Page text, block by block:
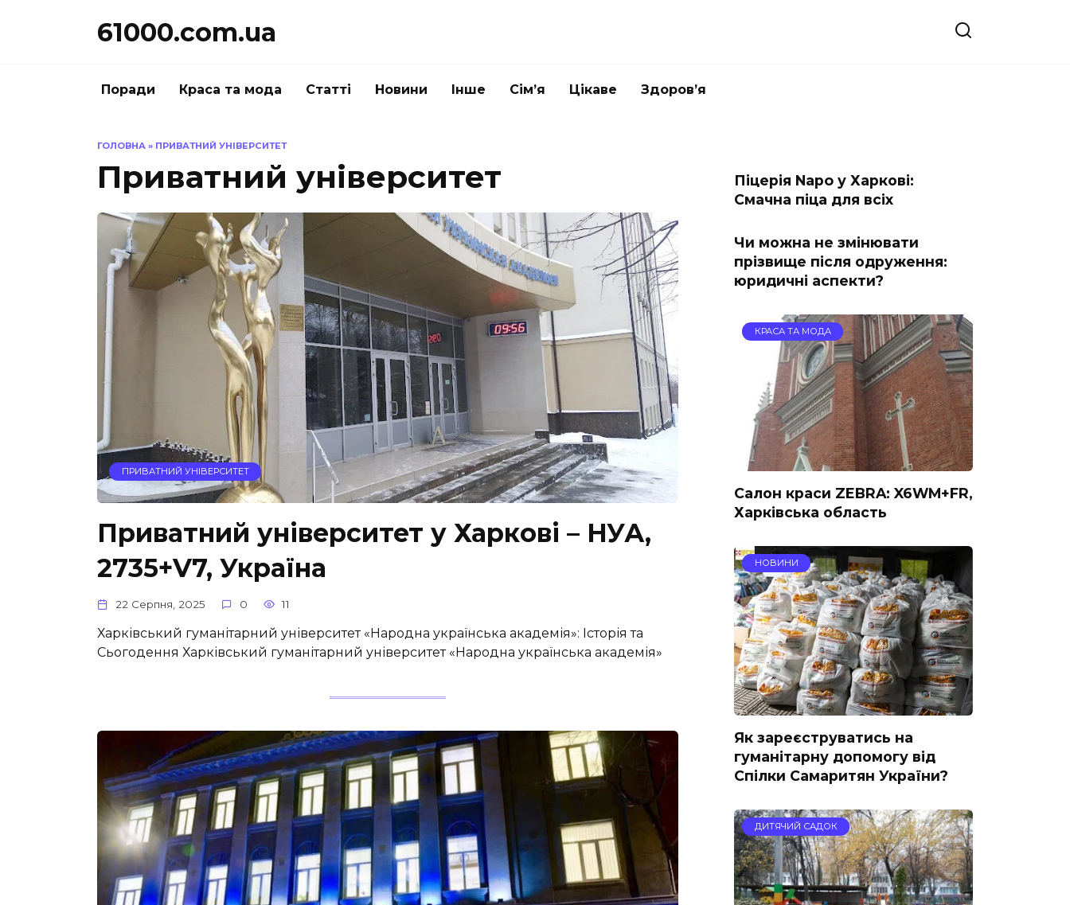
61000.com.ua
Поради Краса та мода Статті Новини Інше Сім’я Цікаве Здоров’я
ГОЛОВНА » ПРИВАТНИЙ УНІВЕРСИТЕТ
Приватний університет
ПРИВАТНИЙ УНІВЕРСИТЕТ
Приватний університет у Харкові – НУА,
2735+V7, Україна
22 Серпня, 2025 0 11
Харківський гуманітарний університет «Народна українська академія»: Історія та
Сьогодення Харківський гуманітарний університет «Народна українська академія»
Піцерія Napo у Харкові:
Смачна піца для всіх
Чи можна не змінювати
прізвище після одруження:
юридичні аспекти?
КРАСА ТА МОДА
Салон краси ZEBRA: X6WM+FR,
Харківська область
НОВИНИ
Як зареєструватись на
гуманітарну допомогу від
Спілки Самаритян України?
ДИТЯЧИЙ САДОК